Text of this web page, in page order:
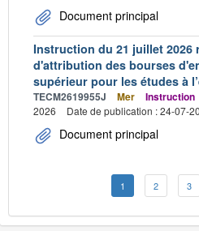
Document principal
Instruction du 21 juillet 2026
d'attribution des bourses
supérieur pour les études à
TECM2619955J Mer Instruction
2026
Date de publication : 24-07-
Document principal
1 2 3